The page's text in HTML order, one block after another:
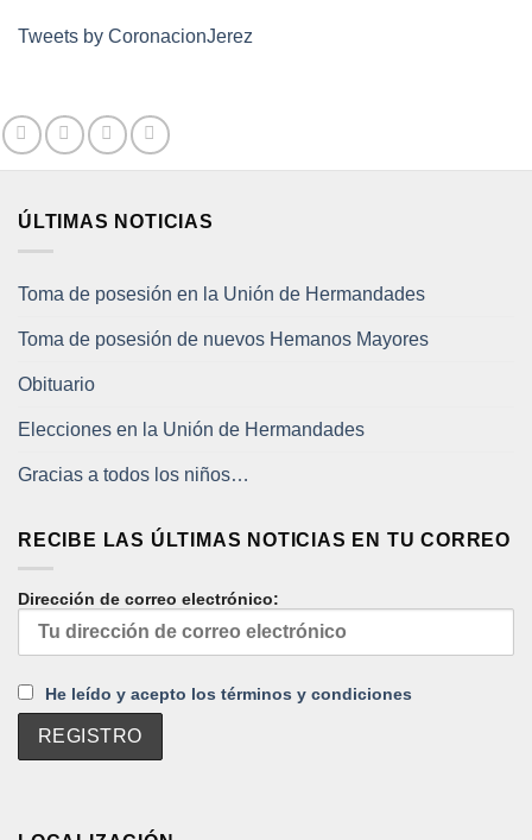
Tweets by CoronacionJerez
ÚLTIMAS NOTICIAS
Toma de posesión en la Unión de Hermandades
Toma de posesión de nuevos Hemanos Mayores
Obituario
Elecciones en la Unión de Hermandades
Gracias a todos los niños…
RECIBE LAS ÚLTIMAS NOTICIAS EN TU CORREO
Dirección de correo electrónico:
He leído y acepto los términos y condiciones